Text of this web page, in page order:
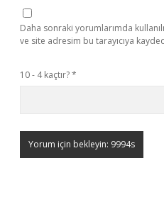
Daha sonraki yorumlarımda
ve site adresim bu tarayıcıya
10 - 4 kaçtır?*